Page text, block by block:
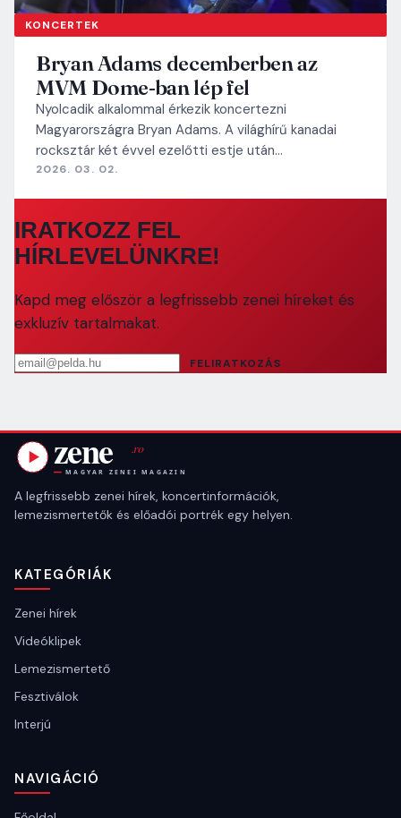
KONCERTEK
Bryan Adams decemberben az
MVM Dome-ban lép fel
Nyolcadik alkalommal érkezik koncertezni
Magyarországra Bryan Adams. A világhírű kanadai
rocksztár két évvel ezelőtti estje után…
2026. 03. 02.
IRATKOZZ FEL
HÍRLEVELÜNKRE!
Kapd meg először a legfrissebb zenei híreket és
exkluzív tartalmakat.
Email cím
FELIRATKOZÁS
A legfrissebb zenei hírek, koncertinformációk,
lemezismertetők és előadói portrék egy helyen.
KATEGÓRIÁK
Zenei hírek
Videóklipek
Lemezismertető
Fesztiválok
Interjú
NAVIGÁCIÓ